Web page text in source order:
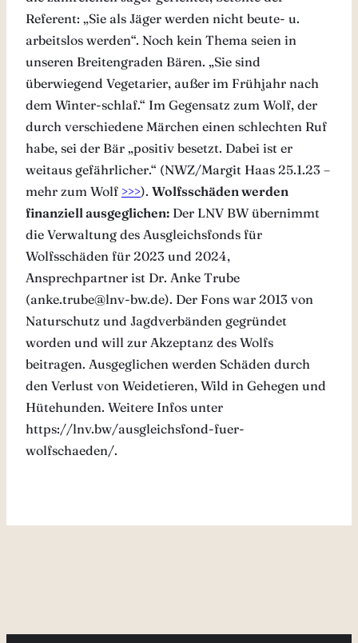
Referent: „Sie als Jäger werden nicht beute- u.
arbeitslos werden“. Noch kein Thema seien in
unseren Breitengraden Bären. „Sie sind
überwiegend Vegetarier, außer im Frühjahr nach
dem Winter-schlaf.“ Im Gegensatz zum Wolf, der
durch verschiedene Märchen einen schlechten Ruf
habe, sei der Bär „positiv besetzt. Dabei ist er
weitaus gefährlicher.“ (NWZ/Margit Haas 25.1.23 –
mehr zum Wolf >>>). Wolfsschäden werden
finanziell ausgeglichen: Der LNV BW übernimmt
die Verwaltung des Ausgleichsfonds für
Wolfsschäden für 2023 und 2024,
Ansprechpartner ist Dr. Anke Trube
(anke.trube@lnv-bw.de). Der Fons war 2013 von
Naturschutz und Jagdverbänden gegründet
worden und will zur Akzeptanz des Wolfs
beitragen. Ausgeglichen werden Schäden durch
den Verlust von Weidetieren, Wild in Gehegen und
Hütehunden. Weitere Infos unter
https://lnv.bw/ausgleichsfond-fuer-
wolfschaeden/.